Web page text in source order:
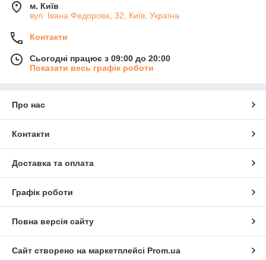
м. Київ
вул. Івана Федорова, 32, Київ, Україна
Контакти
Сьогодні працює з 09:00 до 20:00
Показати весь графік роботи
Про нас
Контакти
Доставка та оплата
Графік роботи
Повна версія сайту
Сайт створено на маркетплейсі Prom.ua